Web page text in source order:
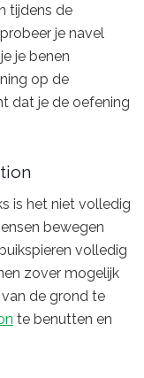
tijdens de
je navel
je benen
op de
dat je de oefening
is het niet volledig
bewegen
volledig
zover mogelijk
de grond te
te benutten en